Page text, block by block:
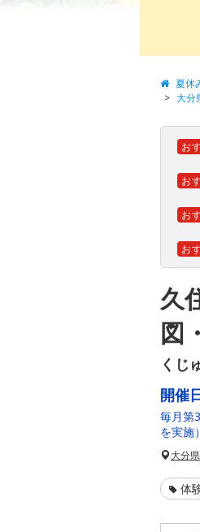
夏休
大分
お
お
お
お
久
図
くじ
開催
毎月第
を実施）
大分県
体